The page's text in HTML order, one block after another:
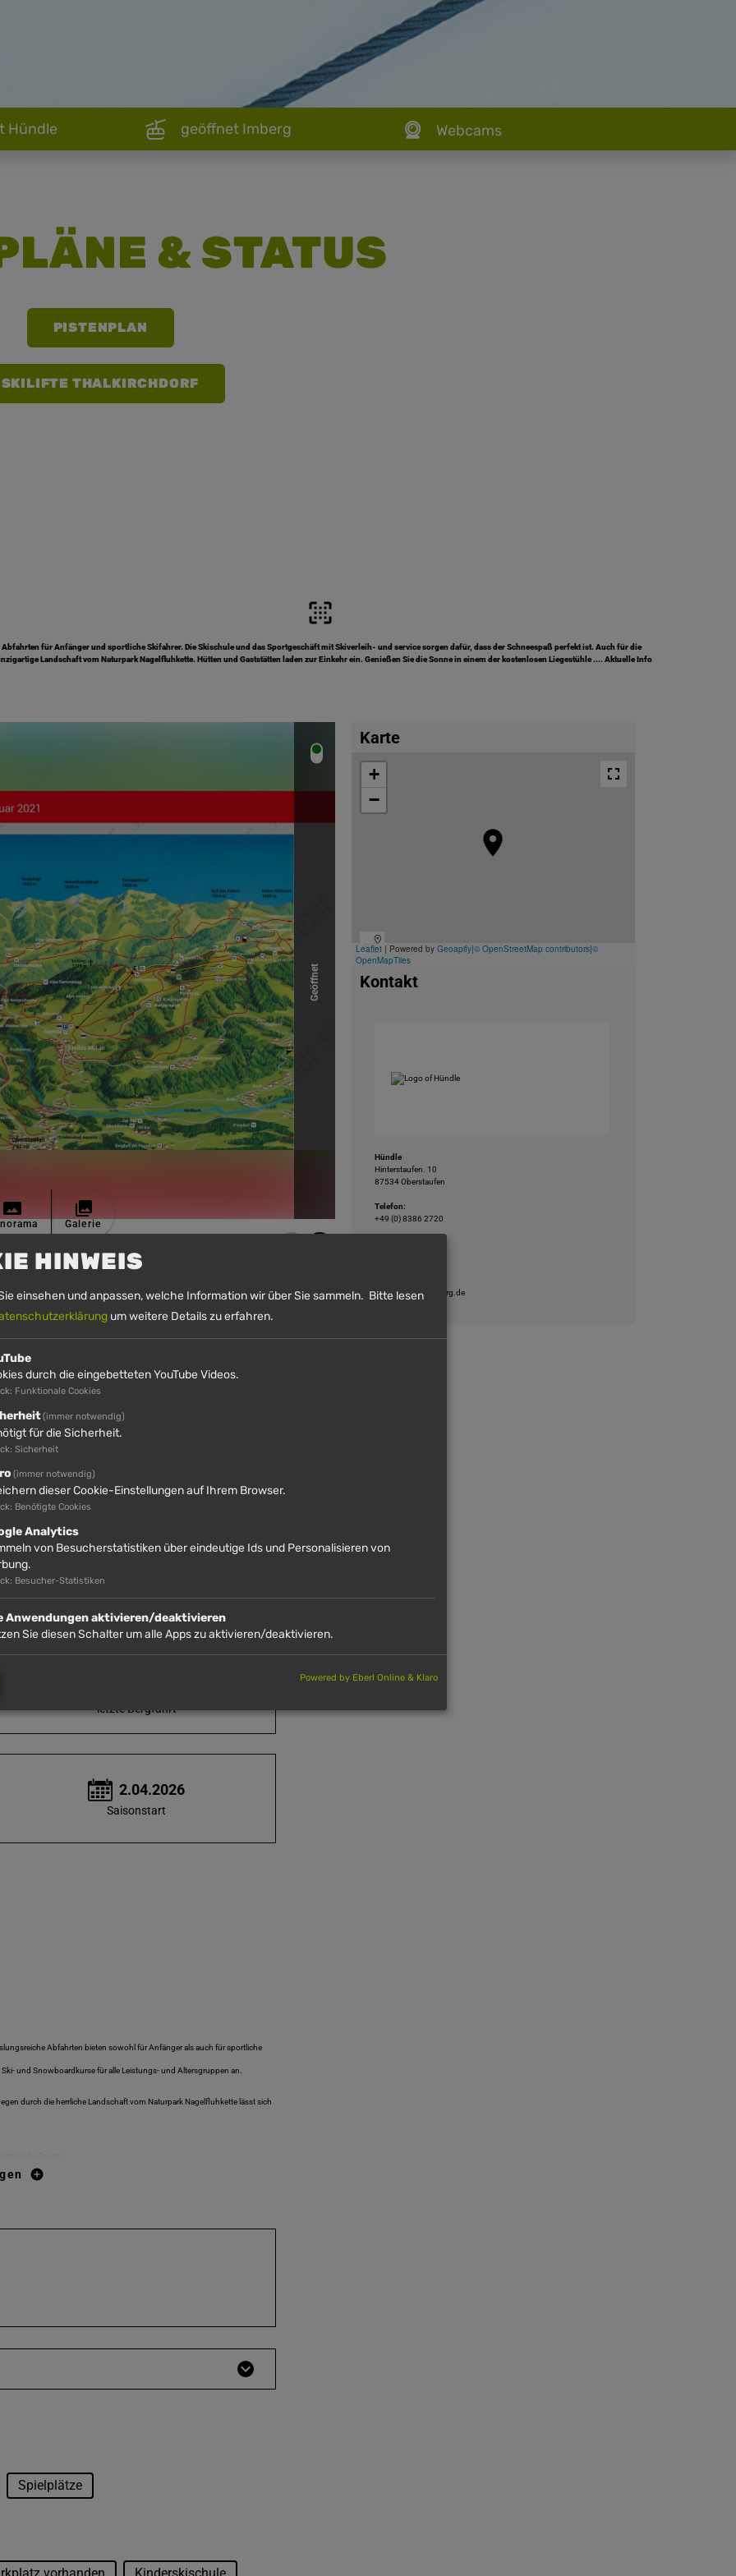
Hündle geöffnet Imberg Webcams
& STATUS
PISTENPLAN
SKILIFTE THALKIRCHDORF
für Anfänger und sportliche Skifahrer. Die Skischule und das Sportgeschäft mit Skiverleih- und service sorgen dafür, dass der Schneespaß perfekt ist. Auch für die
Landschaft vom Naturpark Nagelfluhkette. Hütten und Gaststätten laden zur Einkehr ein. Genießen Sie die Sonne in einem der kostenlosen Liegestühle .... Aktuelle Info
Geöffnet
Galerie
geöffnet. Die Sommerrodelbahn ist bei trockener Witterung in
Lifte / Bergbahnen
letzte Bergfahrt
2.04.2026
Saisonstart
Abfahrten bieten sowohl für Anfänger als auch für sportliche
und Snowboardkurse für alle Leistungs- und Altersgruppen an.
durch die herrliche Landschaft vom Naturpark Nagelfluhkette lässt sich
Spielplätze
vorhanden Kinderskischule
Karte
Kontakt
Hündle
Hinterstaufen. 10
87534 Oberstaufen
Telefon:
+49 (0) 8386 2720
www.huendle-imberg.de
HINWEIS
einsehen und anpassen, welche Information wir über Sie sammeln. Bitte lesen
um weitere Details zu erfahren.
durch die eingebetteten YouTube Videos.
Funktionale Cookies
(immer notwendig)
für die Sicherheit.
Sicherheit
(immer notwendig)
dieser Cookie-Einstellungen auf Ihrem Browser.
Benötigte Cookies
Analytics
von Besucherstatistiken über eindeutige Ids und Personalisieren von
Besucher-Statistiken
Anwendungen aktivieren/deaktivieren
Sie diesen Schalter um alle Apps zu aktivieren/deaktivieren.
Powered by Eberl Online & Klaro